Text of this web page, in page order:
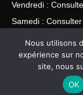
Vendredi :
Samedi :
Dimanche :
Pharmaplus
confidentialités
Nous utilisons
expérience sur
site, nous
OK